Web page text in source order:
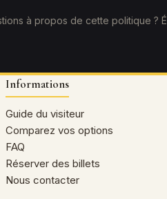
à propos de cette politique ?
Informations
Guide du visiteur
Comparez vos options
FAQ
Réserver des billets
Nous contacter